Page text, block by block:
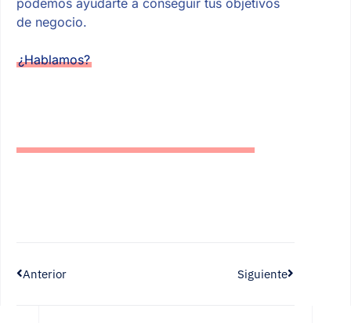
podemos ayudarte a conseguir tus objetivos
de negocio.
¿Hablamos?
Anterior Siguiente